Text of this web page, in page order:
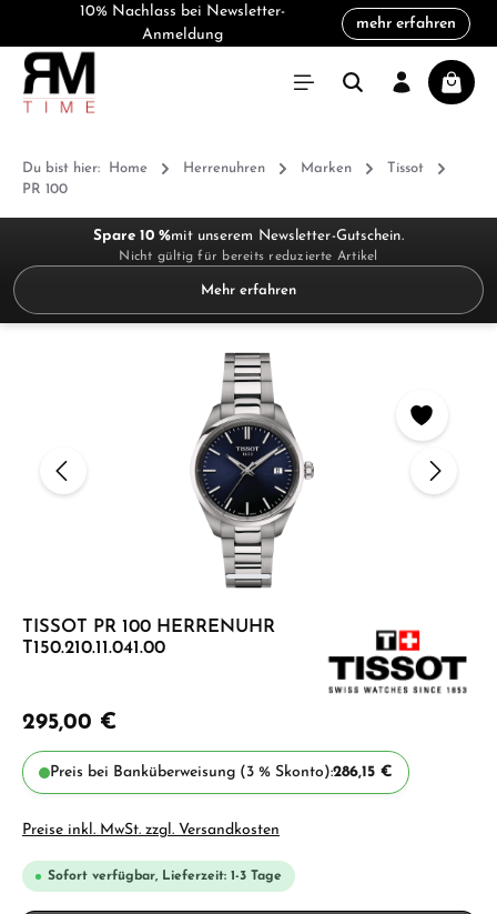
10% Nachlass bei Newsletter-
Anmeldung
mehr erfahren
Du bist hier: Home Herrenuhren Marken
Tissot
PR 100
Spare 10 %mit unserem Newsletter-Gutschein.
Nicht gültig für bereits reduzierte Artikel
Mehr erfahren
TISSOT PR 100 HERRENUHR
T150.210.11.041.00
295,00 €
Preis bei Banküberweisung (3 % Skonto):286,15 €
Preise inkl. MwSt. zzgl. Versandkosten
Sofort verfügbar, Lieferzeit: 1-3 Tage